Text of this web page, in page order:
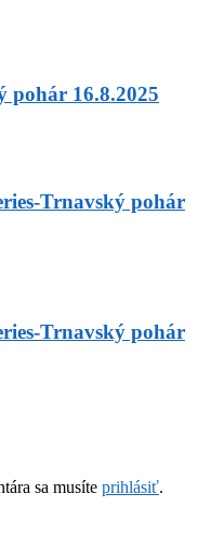
pohár 16.8.2025
Trnavský pohár
Trnavský pohár
sa musíte prihlásiť.